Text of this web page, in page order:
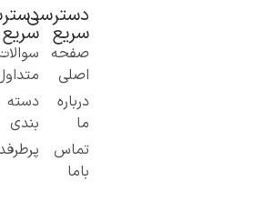
دسترسی
سریع
صفحه
اصلی
درباره
تماس
دسترسی
سریع
سوالات
متداول
دسته
بندی
پرطرفدارها